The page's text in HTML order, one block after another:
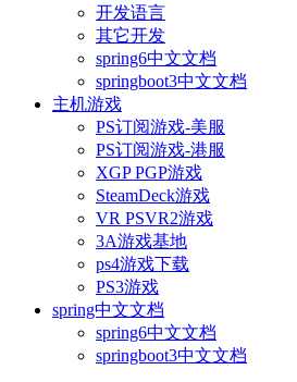
开发语言
其它开发
spring6中文文档
springboot3中文文档
主机游戏
PS订阅游戏-美服
PS订阅游戏-港服
XGP PGP游戏
SteamDeck游戏
VR PSVR2游戏
3A游戏基地
ps4游戏下载
PS3游戏
spring中文文档
spring6中文文档
springboot3中文文档